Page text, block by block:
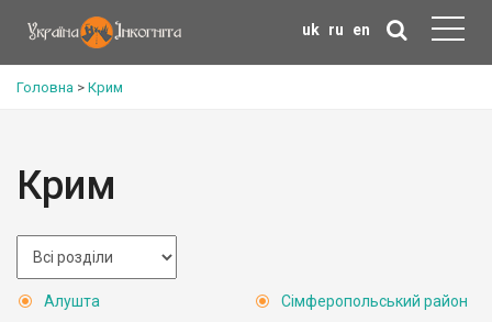
uk ru en
Головна > Крим
Крим
Алушта
Сімферопольський район